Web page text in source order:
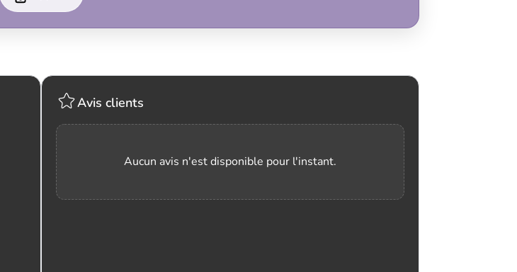
Avis clients
Aucun avis n'est disponible pour l'instant.